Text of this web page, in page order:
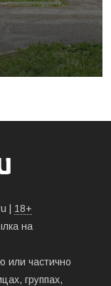
| 18+
на
или частично
группах,